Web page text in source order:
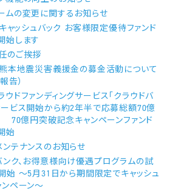
ムの変更に関するお知らせ
ャッシュバック お客様限定優待ファンド
始します
のご挨拶
本地震災害義援金の募金活動について
告）
ドファンディングサービス「クラウドバ
ービス開始から約2年半で応募総額70億
70億円突破記念キャンペーンファンド
始
ンテナンスのお知らせ
ンク、お得意様向け優遇プログラムの試
始 ～5月31日から期間限定でキャッシュ
ンペーン～